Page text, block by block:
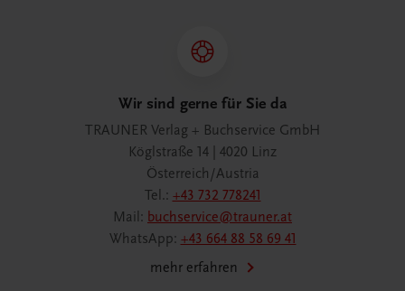
Wir sind gerne für Sie da
TRAUNER Verlag + Buchservice GmbH
Köglstraße 14 | 4020 Linz
Österreich/Austria
Tel.: +43 732 778241
Mail: buchservice@trauner.at
WhatsApp: +43 664 88 58 69 41
mehr erfahren